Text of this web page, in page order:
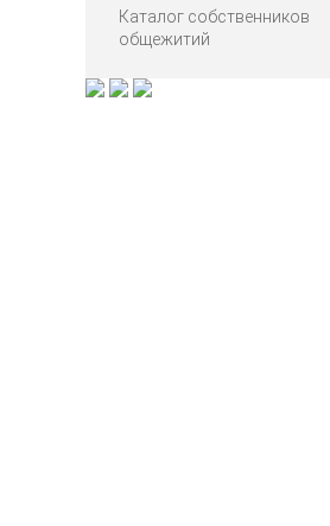
Каталог собственников
общежитий